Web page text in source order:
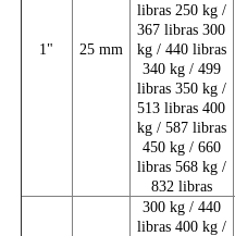
1" 25 mm
libras 250 kg /
367 libras 300
kg / 440 libras
340 kg / 499
libras 350 kg /
513 libras 400
kg / 587 libras
450 kg / 660
libras 568 kg /
832 libras
300 kg / 440
libras 400 kg /